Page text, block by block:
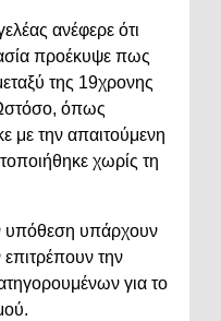
ανέφερε ότι
προέκυψε πως
της 19χρονης
όπως
με την απαιτούμενη
χωρίς τη
υπόθεση υπάρχουν
επιτρέπουν την
για το